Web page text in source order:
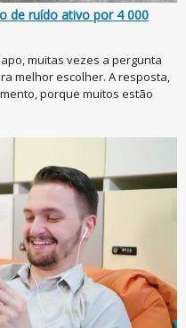
de ruído ativo por 4 000
muitas vezes a pergunta
melhor escolher. A resposta,
porque muitos estão